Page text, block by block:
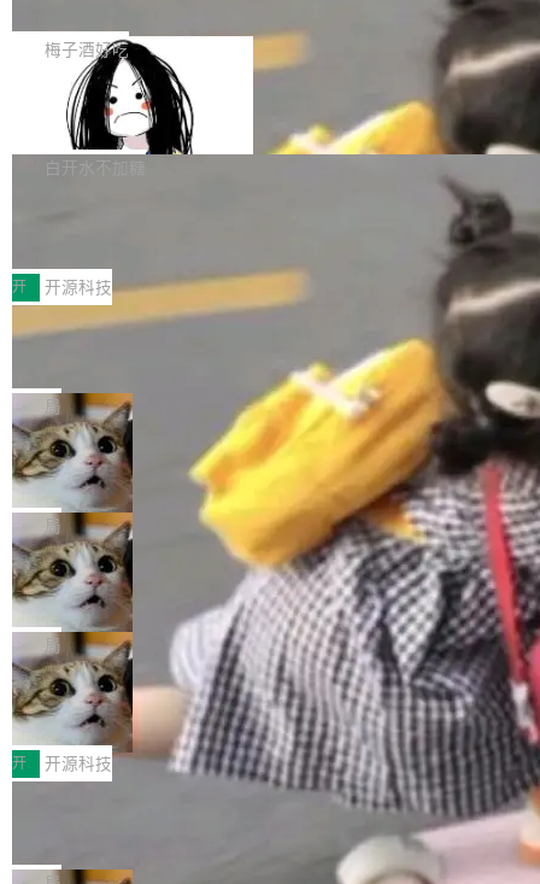
提交的编辑请求也长期处于待处理状态。 Groki
pedia 于去年底上线，定位为由人工智能生成内
容的百科平台，被马斯克视为传统众包百科网站
维基百科的替代方案。Lawfare 调查发现，无论
热门页面还是低关注度页面，均未出现近期更
是这样的：配 MessageSource 的 Bean、写 R
eloadableResourceBundleMessageSource、
声明 LocaleResolver、注册 LocaleChangeInt
erceptor…五六步之后才能看到第一行翻译文
本。 Solon 换了个方式。整个 i18n 模块围绕三
梅子酒好吃
Apache Doris 4.1 全面增强 Iceberg：
支持 UPDATE、MERGE INTO 与 Iceb
erg V3
Apache Doris 4.1 要补齐的，正是缺失的那一
半。在已有查询能力的基础上，Doris 进一步支
常维护操作，并完整支持 Iceberg V3 格式。
白开水不加糖
村国家自主创新示范区会议中心开幕。本届大会
由中关村智联软件服务业质量创新联盟主办，以
“智构可信·质创未来——AI原生时代的质量新范
式”为主题，直面AI从实验室走向规模化产业落地
的核心质量命题。会上，《2026智能研发生产力
工具选型手册》发布，Testin云测的Testin XAge
nt智能测试系统入选AI测试领域代表产品。对CI
O而言，这提示了一个转变：AI测试正在从效率
工具升级为企业的质量基础设施。 CIO面对的新
现实 过去两年，CIO们的焦虑清单上多了两项：
一是如何让大模型和智能体应用安全地从PoC走
向生产，二是如何让测试团队跟得上AI应用...
开 开源科技
让非法状态不可表示：一篇关于 ADT
有一种东西，一旦用过就回不去了。Alex Fedos
eev 管它叫"软件设计的基石"。 他说的东西不新
鲜——代数数据类型（ADT），尤其是和类型
（sum type）。但他说清楚了一件事：这不是类
型系统的学术体操，是日常编码的思维方式。 文
章从一个简单的例子切入。一个网站的深色主题
设置，如果用布尔值 + 可空字段来表示——bool
ean 表示是否可切换，nullable 的默认模式、浅
色方案、深色方案——会产生大量无意义的组
合。方案缺了、配置冲突了、全 null 了。要知道
哪些组合有效，作者说，你得靠"文档、校验、或
者部落知识"。 换个写法。Rust 的 enum，两个
变体：Switchable...
局
Cloudflare 开源内部企业 AI 平台 Clou
dflare OS
Cloudflare 发布了一个开源项目 Cloudflare O
S。如果你只看官方博客，你会觉得这是又一
个"AI 知识库 + 聊天机器人"——每个大厂都在
做，没什么新鲜的。 但 Kenton Varda 在 Twitte
r 上把事情说清楚了： 今天我们发布了 Cloudfla
re OS，一个带连接器的聊天机器人，跟其他所
有科技公司做的一样。只不过，实际上它不一
样。这是 Sandstorm.io 的重制版，我十年前的
那个创业公司。不同的是，这次它构建在 Cloudf
lare Workers 上——我花了九年时间搭建的平台
——并且深度集成了 AI。这基本上是我十年秘密
局
Deno 团队开源 Celld，可自托管的分
布式 Durable Objects
Ryan Dahl 领导的 Deno 团队推出了最新开源项
目 Celld，一个能在自己机器上运行 Cloudflare
Workers 和 Durable Objects 的守护进程。 设
计思路很直接：每个对象是一个独立的 SQLite
数据库，按名称寻址，复制到你自己的 S3 兼容
存储库里。节点之间只通过这个存储库协调——
没有控制平面，没有共识协议。每个对象自带一
个小型数据库，应用天然按分片构建，单个数据
库的竞争和爆炸半径问题在设计层面就被消除
了。 闲置的 cell 会休眠到几乎不占资源。当 cel
局
鲁大师7月新机性能/流畅/AI榜：vivo夺
性能、流畅双第一，三星Galaxy Z系列
新折叠缺席
2026年7月的手机市场，由于存储等硬件成本暴
增，手机厂商的日子也不好过啊，新机速度明显
放缓，因此硝烟味淡了许多。新机参数规格除开
Fold8 / Z Flip8）外，其余要么是中低端机器，
例如iQOO Z11i、REDMI Note 17、REDMI No
开 开源科技
Zed 编辑器团队发布了新项目——DeltaDB，一
个在 git commit 之间记录每一次编辑操作的版